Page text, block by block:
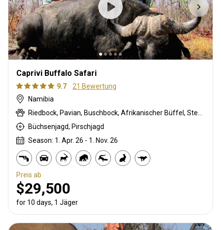
Caprivi Buffalo Safari
9.7
21 Bewertung
Namibia
Riedbock, Pavian, Buschbock, Afrikanischer Büffel, Steppenzebra, Kronenducker, Krokodil, Flusspferd, Impala, Kudu, Red lechwe, Pferdeantilope, Zobel, Warzenschwein, Wasserbock
Büchsenjagd, Pirschjagd
Season: 1. Apr. 26 - 1. Nov. 26
Preis ab
$29,500
for 10 days, 1 Jäger